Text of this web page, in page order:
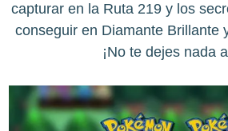
capturar en la Ruta 219 y los
conseguir en Diamante Brillante
¡No te dejes nada